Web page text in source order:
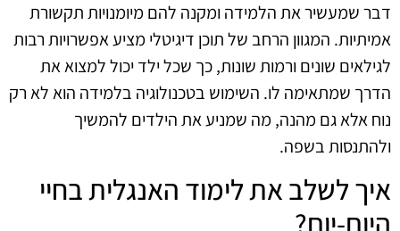
דבר שמעשיר את הלמידה ומקנה להם מיומנויות תקשורת
אמיתיות. המגוון הרחב של תוכן דיגיטלי מציע אפשרויות רבות
לגילאים שונים ורמות שונות, כך שכל ילד יכול למצוא את
הדרך שמתאימה לו. השימוש בטכנולוגיה בלמידה הוא לא רק
נוח אלא גם מהנה, מה שמניע את הילדים להמשיך
ולהתנסות בשפה.
איך לשלב את לימוד האנגלית בחיי
היום-יום?